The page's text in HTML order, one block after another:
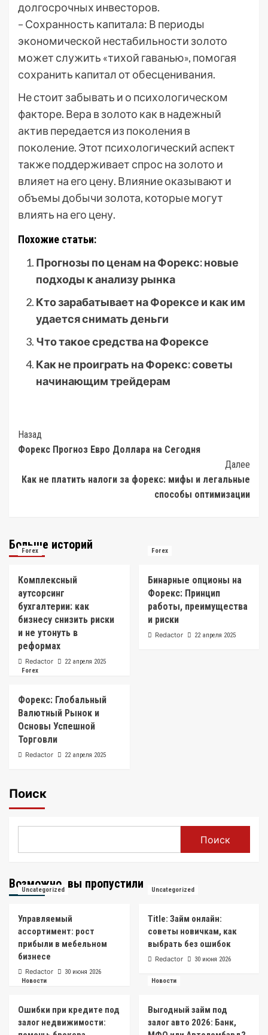
долгосрочных инвесторов.
– Сохранность капитала: В периоды
экономической нестабильности золото
может служить «тихой гаванью», помогая
сохранить капитал от обесценивания.
Не стоит забывать и о психологическом
факторе. Вера в золото как в надежный
актив передается из поколения в
поколение. Этот психологический аспект
также поддерживает спрос на золото и
влияет на его цену. Влияние оказывают и
объемы добычи золота, которые могут
влиять на его цену.
Похожие статьи:
Прогнозы по ценам на Форекс: новые
подходы к анализу рынка
Кто зарабатывает на Форексе и как им
удается снимать деньги
Что такое средства на Форексе
Как не проиграть на Форекс: советы
начинающим трейдерам
Post
Navigation
Назад
Форекс Прогноз Евро Доллара на Сегодня
Далее
Как не платить налоги за форекс: мифы и легальные
способы оптимизации
Больше историй
Forex
Комплексный
аутсорсинг
бухгалтерии: как
бизнесу снизить риски
и не утонуть в
реформах
Redactor 22 апреля 2025
Forex
Бинарные опционы на
Форекс: Принцип
работы, преимущества
и риски
Redactor 22 апреля 2025
Forex
Форекс: Глобальный
Валютный Рынок и
Основы Успешной
Торговли
Redactor 22 апреля 2025
Поиск
Поиск
Возможно, вы пропустили
Uncategorized
Управляемый
ассортимент: рост
прибыли в мебельном
бизнесе
Redactor 30 июня 2026
Uncategorized
Title: Займ онлайн:
советы новичкам, как
выбрать без ошибок
Redactor 30 июня 2026
Новости
Ошибки при кредите под
залог недвижимости:
Новости
Выгодный займ под
залог авто 2026: Банк,